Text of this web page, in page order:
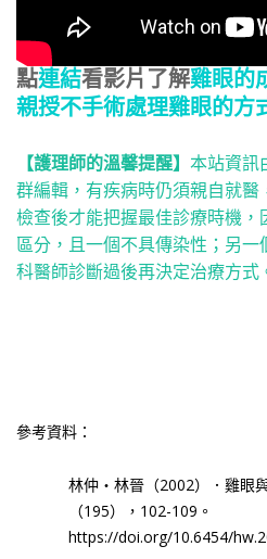
點連結看影片了解雞眼的
親授不手術處理雞眼的方
【護理師的溫馨提醒】 本站資訊
群編輯，有疾病時仍須親自就
檢查後才能把握最佳診療時機，
區分，且一個不具傳染性；另
科醫師診斷過後再決定治療方式
參考資料：
林仲 ‧ 林晉（2002）．雞眼
（195）， 102-109 。
https://doi.org/10.6454/